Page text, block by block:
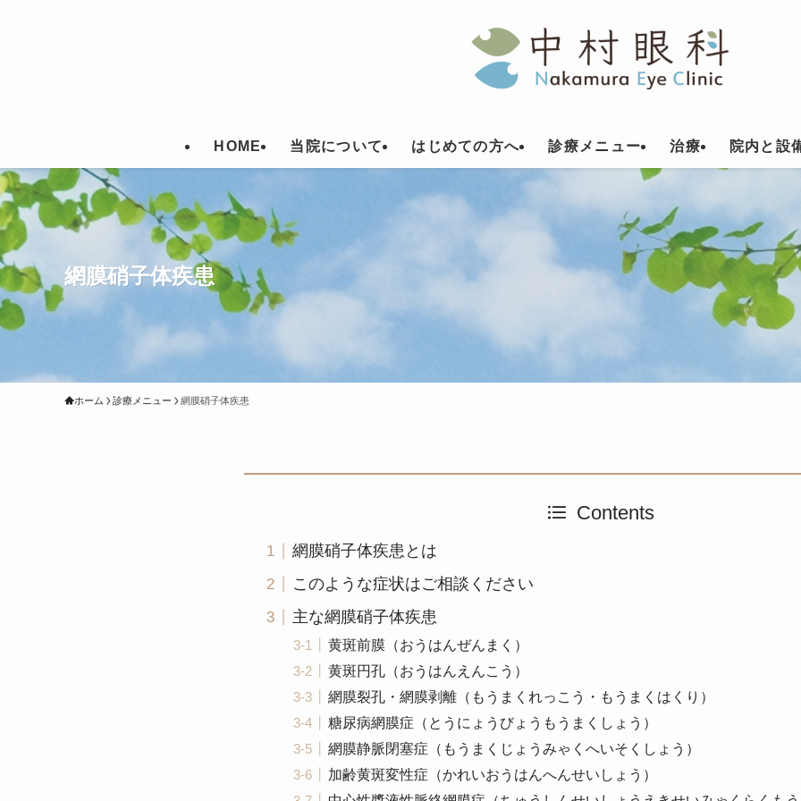
HOME 当院について はじめての方へ 診療メニュー 治療 院内と設
網膜硝子体疾患
ホーム 診療メニュー 網膜硝子体疾患
Contents
網膜硝子体疾患とは
このような症状はご相談ください
主な網膜硝子体疾患
黄斑前膜（おうはんぜんまく）
黄斑円孔（おうはんえんこう）
網膜裂孔・網膜剥離（もうまくれっこう・もうまくはくり）
糖尿病網膜症（とうにょうびょうもうまくしょう）
網膜静脈閉塞症（もうまくじょうみゃくへいそくしょう）
加齢黄斑変性症（かれいおうはんへんせいしょう）